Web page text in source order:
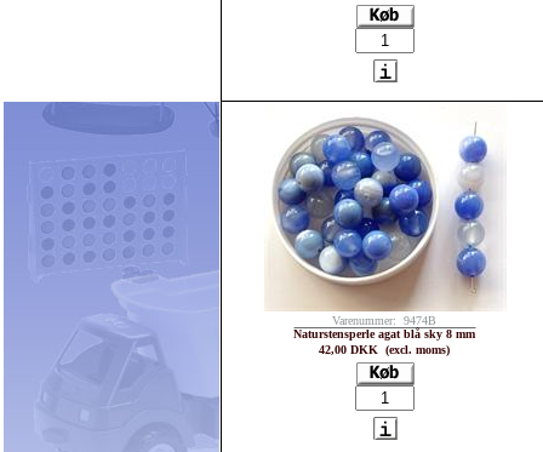
Varenummer: 9474B
Naturstensperle agat blå sky 8 mm
42,00 DKK (excl. moms)